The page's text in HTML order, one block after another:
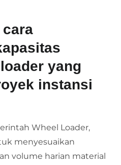
cara
yang
instansi
Wheel Loader,
menyesuaikan
volume harian material